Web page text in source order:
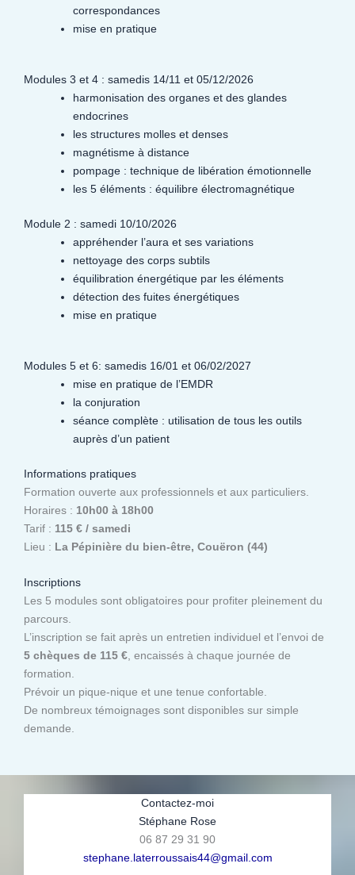
correspondances
mise en pratique
Modules 3 et 4 : samedis 14/11 et 05/12/2026
harmonisation des organes et des glandes
endocrines
les structures molles et denses
magnétisme à distance
pompage : technique de libération émotionnelle
les 5 éléments : équilibre électromagnétique
Module 2 : samedi 10/10/2026
appréhender l’aura et ses variations
nettoyage des corps subtils
équilibration énergétique par les éléments
détection des fuites énergétiques
mise en pratique
Modules 5 et 6: samedis 16/01 et 06/02/2027
mise en pratique de l’EMDR
la conjuration
séance complète : utilisation de tous les outils
auprès d’un patient
Informations pratiques
Formation ouverte aux professionnels et aux particuliers.
Horaires : 10h00 à 18h00
Tarif : 115 € / samedi
Lieu : La Pépinière du bien-être, Couëron (44)
Inscriptions
Les 5 modules sont obligatoires pour profiter pleinement du
parcours.
L’inscription se fait après un entretien individuel et l’envoi de
5 chèques de 115 €, encaissés à chaque journée de
formation.
Prévoir un pique-nique et une tenue confortable.
De nombreux témoignages sont disponibles sur simple
demande.
Contactez-moi
Stéphane Rose
06 87 29 31 90
stephane.laterroussais44@gmail.com